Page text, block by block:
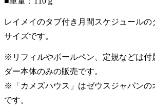
レイメイのタブ付き月間スケジュールの
サイズです。
※リフィルやボールペン、定規などは付
ダー本体のみの販売です。
※「カメズハウス」はゼウスジャパンの
です。